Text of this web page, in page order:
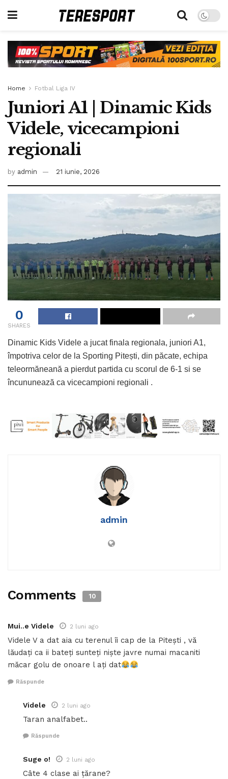
Home Fotbal Liga IV
Juniori A1 | Dinamic Kids
Videle, vicecampioni
regionali
by admin 21 iunie, 2026
0
SHARES
Dinamic Kids Videle a jucat finala regionala, juniori A1,
împotriva celor de la Sporting Pitești, din păcate, echipa
teleormăneană a pierdut partida cu scorul de 6-1 si se
încununează ca vicecampioni regionali .
admin
Comments 10
Mui..e Videle 2 luni ago
Videle V a dat aia cu terenul îi cap de la Pitești , vă
lăudați ca ii bateți sunteți niște javre numai macaniti
măcar golu de onoare l ați dat
Răspunde
Videle 2 luni ago
Taran analfabet..
Răspunde
Suge o! 2 luni ago
Câte 4 clase ai țărane?